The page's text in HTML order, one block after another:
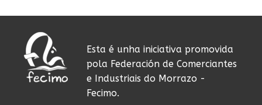
Esta é unha iniciativa promovida
pola Federación de Comerciantes
e Industriais do Morrazo -
Fecimo.